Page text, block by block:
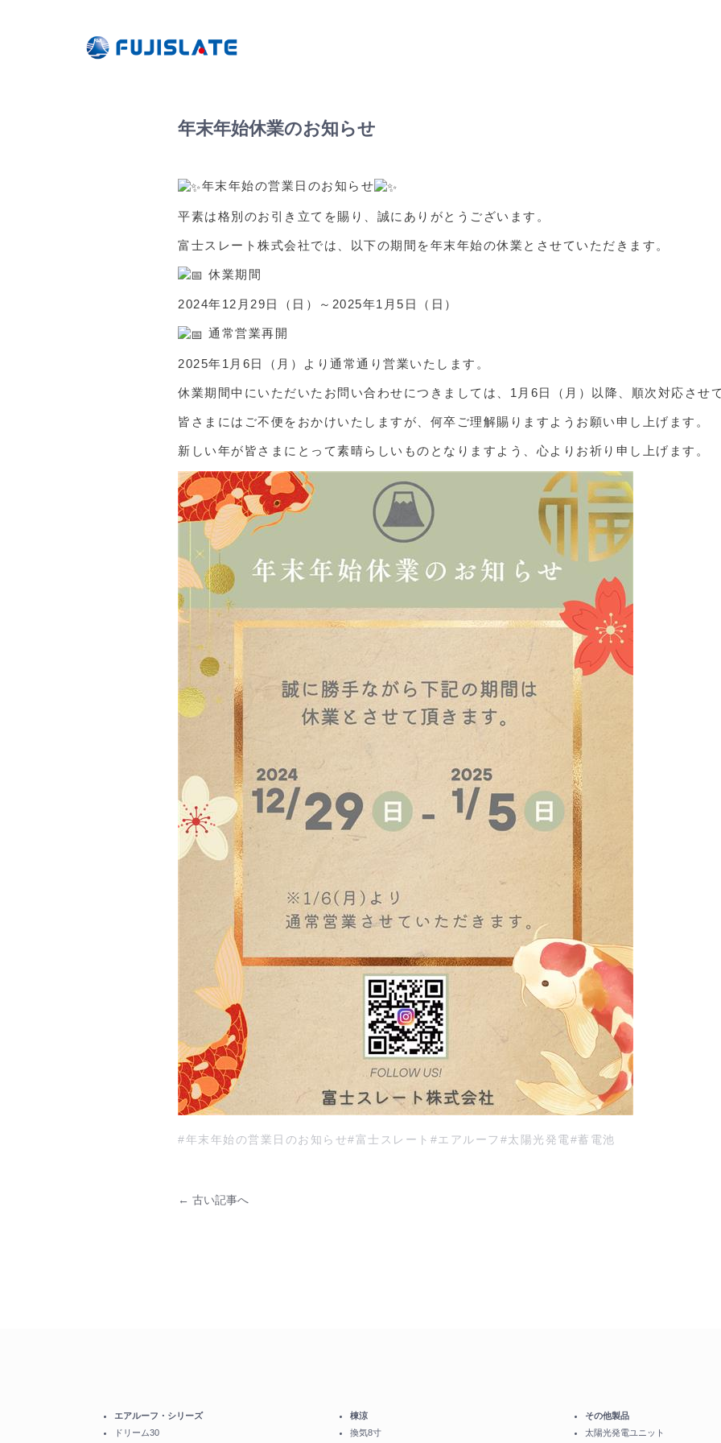
年末年始休業のお知らせ
年末年始の営業日のお知らせ
平素は格別のお引き立てを賜り、誠にありがとうございます。
富士スレート株式会社では、以下の期間を年末年始の休業とさせていただきます。
休業期間
2024年12月29日（日）～2025年1月5日（日）
通常営業再開
2025年1月6日（月）より通常通り営業いたします。
休業期間中にいただいたお問い合わせにつきましては、1月6日（月）以降、順次対応させ
皆さまにはご不便をおかけいたしますが、何卒ご理解賜りますようお願い申し上げます。
新しい年が皆さまにとって素晴らしいものとなりますよう、心よりお祈り申し上げます。
#年末年始の営業日のお知らせ#富士スレート #エアルーフ #太陽光発電#蓄電池
← 古い記事へ
エアルーフ・シリーズ
ドリーム30
棟涼
換気8寸
その他製品
太陽光発電ユニット